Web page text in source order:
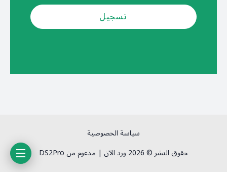
سياسة الخصوصية
حقوق النشر © 2026 ورد الآن | مدعوم من DS2Pro